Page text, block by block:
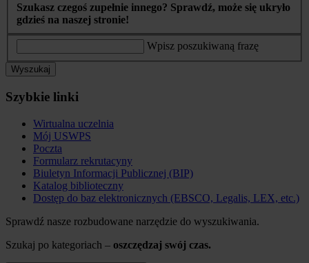
Szukasz czegoś zupełnie innego? Sprawdź, może się ukryło
gdzieś na naszej stronie!
Wpisz poszukiwaną frazę
Wyszukaj
Szybkie linki
Wirtualna uczelnia
Mój USWPS
Poczta
Formularz rekrutacyny
Biuletyn Informacji Publicznej (BIP)
Katalog biblioteczny
Dostęp do baz elektronicznych (EBSCO, Legalis, LEX, etc.)
Sprawdź nasze rozbudowane narzędzie do wyszukiwania.
Szukaj po kategoriach – oszczędzaj swój czas.